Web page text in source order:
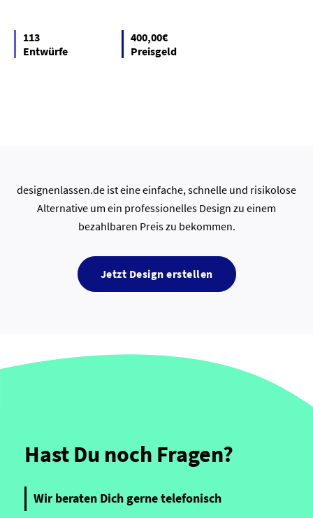
113
Entwürfe
400,00€
Preisgeld
designenlassen.de ist eine einfache, schnelle und risikolose
Alternative um ein professionelles Design zu einem
bezahlbaren Preis zu bekommen.
Jetzt Design erstellen
Hast Du noch Fragen?
Wir beraten Dich gerne telefonisch